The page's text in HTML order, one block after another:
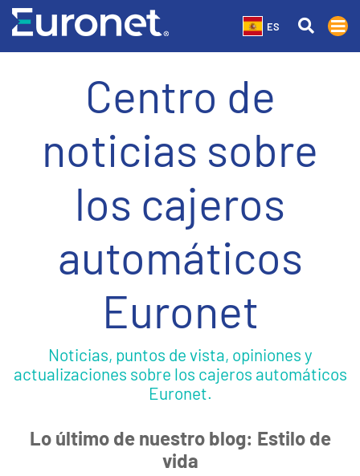
ES
Centro de
noticias sobre
los cajeros
automáticos
Euronet
Noticias, puntos de vista, opiniones y
actualizaciones sobre los cajeros automáticos
Euronet.
Lo último de nuestro blog: Estilo de
vida